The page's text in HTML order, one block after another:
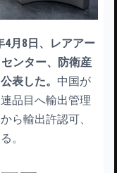
4月8日、レアアー
ンター、防衛産
表した。 中国が
品目へ輸出管理
ら輸出許認可、
。